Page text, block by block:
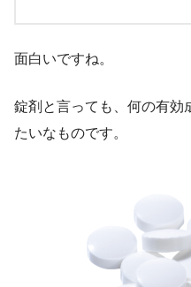
面白いですね。
錠剤と言っても、何の有効
たいなものです。